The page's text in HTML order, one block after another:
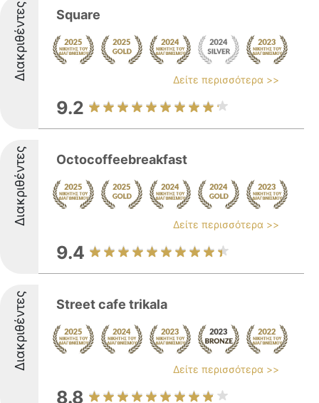
Διακριθέντες Square
Δείτε περισσότερα >>
9.2
Διακριθέντες Octocoffeebreakfast
Δείτε περισσότερα >>
9.4
Διακριθέντες Street cafe trikala
Δείτε περισσότερα >>
8.8